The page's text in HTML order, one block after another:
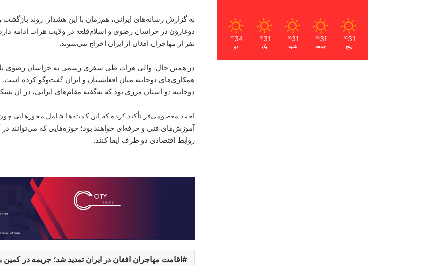
به گزارش رسانه‌های ایرانی، هم‌زمان با این هشدار، روند
نفر از مهاجران افغان از ایران اخراج می‌شوند.
در همین حال، والی هرات طی سفری رسمی به خراسان رضوی با
همکاری‌های دوجانبه میان افغانستان و ایران گفت‌وگو کرده
دوجانبه دو استان مرزی بود که به‌گفته مقام‌های ایرانی، در
احمد معصومی‌فر تأکید کرده که این کمیته‌ها شامل محورهایی
آموزش‌های فنی و حرفه‌ای خواهند بود؛ حوزه‌هایی که می‌توانند
روابط اقتصادی دو طرف ایفا کنند.
اقامت مهاجران افغان در ایران تمدید شد؛ جریمه در
31
℃
پنج
31
℃
جمعه
31
℃
شنبه
31
℃
یک
34
℃
دو